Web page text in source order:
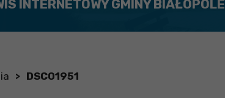
INTERNETOWY GMINY BIAŁOPOLE
> DSC01951